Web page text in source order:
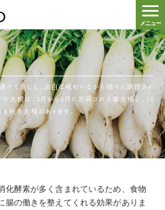
メニュー
化酵素が多く含まれているため、食物
腸の働きを整えてくれる効果がありま